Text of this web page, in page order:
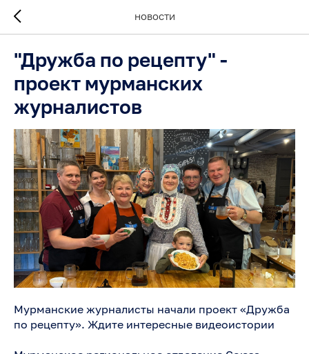
НОВОСТИ
"Дружба по рецепту" -
проект мурманских
журналистов
Мурманские журналисты начали проект «Дружба
по рецепту». Ждите интересные видеоистории